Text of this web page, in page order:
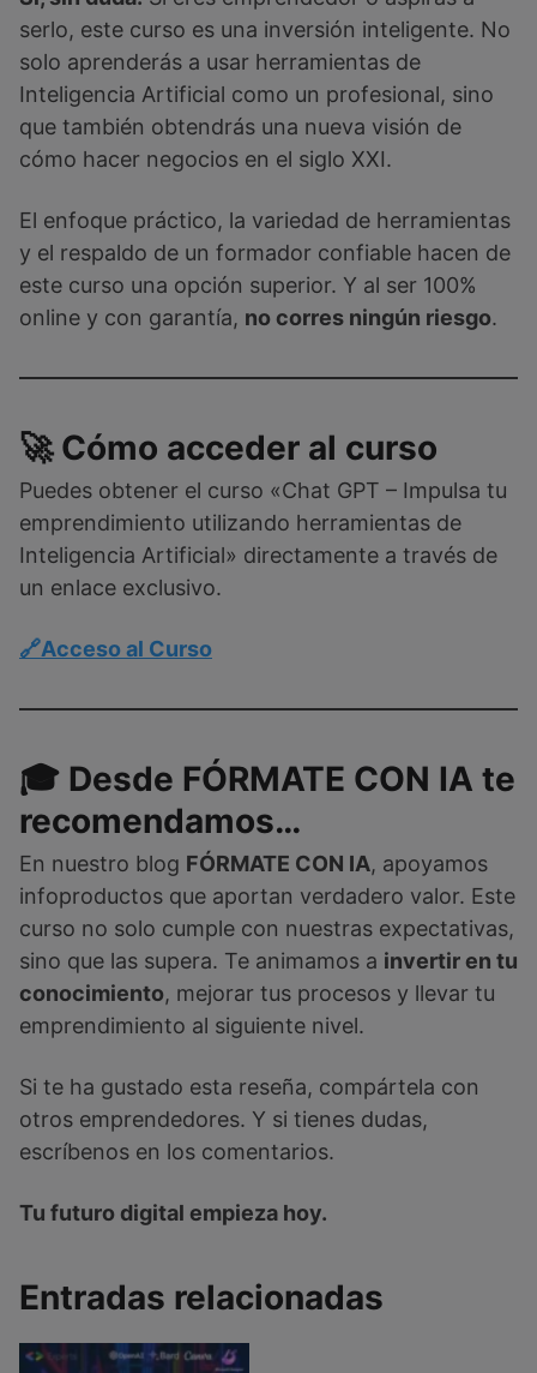
serlo, este curso es una inversión inteligente. No
solo aprenderás a usar herramientas de
Inteligencia Artificial como un profesional, sino
que también obtendrás una nueva visión de
cómo hacer negocios en el siglo XXI.
El enfoque práctico, la variedad de herramientas
y el respaldo de un formador confiable hacen de
este curso una opción superior. Y al ser 100%
online y con garantía, no corres ningún riesgo.
🚀 Cómo acceder al curso
Puedes obtener el curso «Chat GPT – Impulsa tu
emprendimiento utilizando herramientas de
Inteligencia Artificial» directamente a través de
un enlace exclusivo.
🔗Acceso al Curso
🎓 Desde FÓRMATE CON IA te
recomendamos…
En nuestro blog FÓRMATE CON IA, apoyamos
infoproductos que aportan verdadero valor. Este
curso no solo cumple con nuestras expectativas,
sino que las supera. Te animamos a invertir en tu
conocimiento, mejorar tus procesos y llevar tu
emprendimiento al siguiente nivel.
Si te ha gustado esta reseña, compártela con
otros emprendedores. Y si tienes dudas,
escríbenos en los comentarios.
Tu futuro digital empieza hoy.
Entradas relacionadas